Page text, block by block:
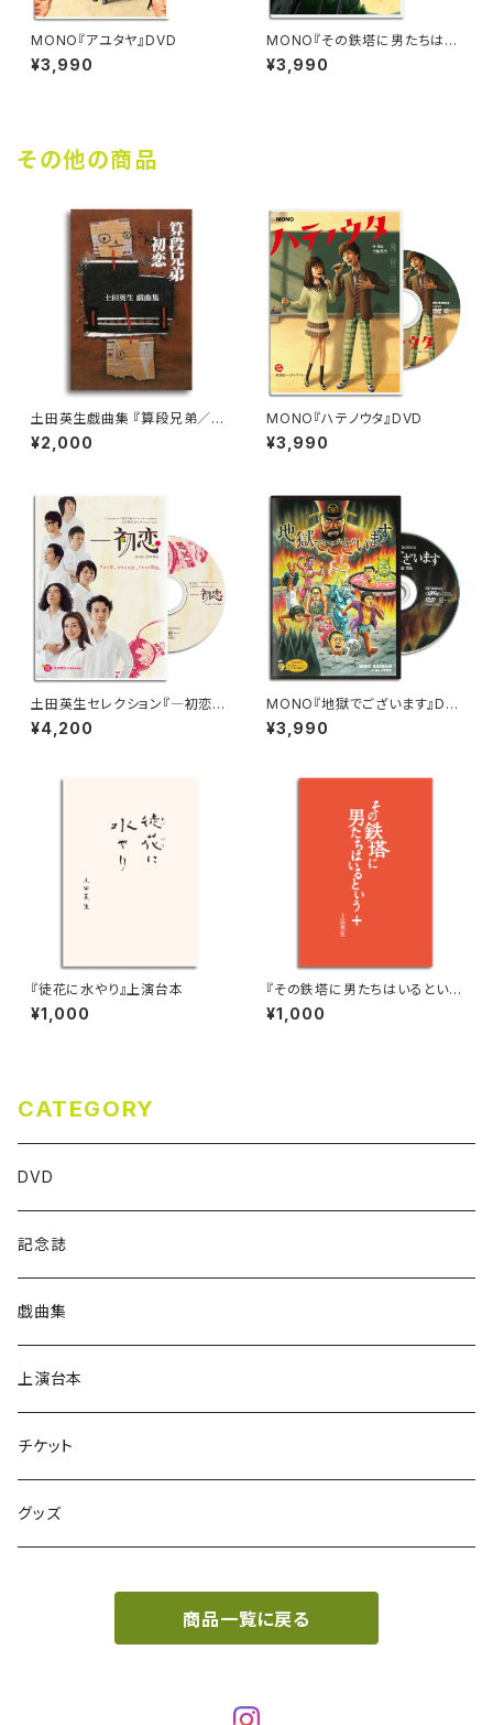
MONO『アユタヤ』DVD
¥3,990
MONO『その鉄塔に男たちはい
るという＋』DVD
¥3,990
その他の商品
土田英生戯曲集 『算段兄弟／―
初恋』
¥2,000
MONO『ハテノウタ』DVD
¥3,990
土田英生セレクション『―初恋』
DVD
¥4,200
MONO『地獄でございます』DV
D
¥3,990
『徒花に水やり』上演台本
¥1,000
『その鉄塔に男たちはいるという
＋』上演台本
¥1,000
CATEGORY
DVD
記念誌
戯曲集
上演台本
チケット
グッズ
商品一覧に戻る